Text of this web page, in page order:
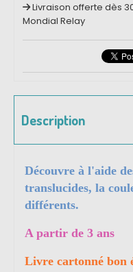
Livraison offerte dès
Mondial Relay
Description
Découvre à l'aide
translucides, la
différents.
A partir de 3 ans
Livre cartonné bon